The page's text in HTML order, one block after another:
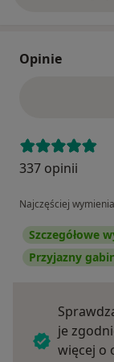
Opinie
337 opinii
Najczęściej
Szczegółowe
Przyjazny
je
więcej o